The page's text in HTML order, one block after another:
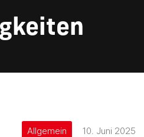
Allgemein 10. Juni 2025